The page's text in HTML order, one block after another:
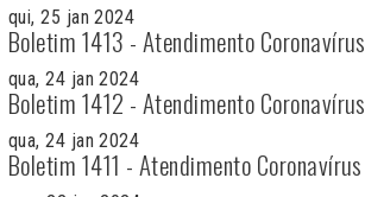
qui, 25 jan 2024
Boletim 1413 - Atendimento Coronavírus
qua, 24 jan 2024
Boletim 1412 - Atendimento Coronavírus
qua, 24 jan 2024
Boletim 1411 - Atendimento Coronavírus